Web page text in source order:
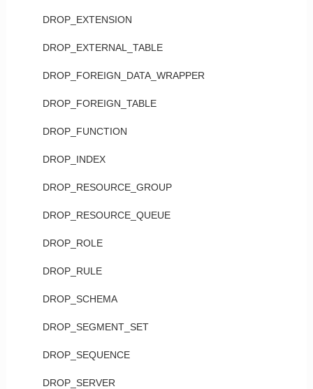
DROP_EXTENSION
DROP_EXTERNAL_TABLE
DROP_FOREIGN_DATA_WRAPPER
DROP_FOREIGN_TABLE
DROP_FUNCTION
DROP_INDEX
DROP_RESOURCE_GROUP
DROP_RESOURCE_QUEUE
DROP_ROLE
DROP_RULE
DROP_SCHEMA
DROP_SEGMENT_SET
DROP_SEQUENCE
DROP_SERVER